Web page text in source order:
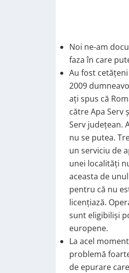
Noi ne-am
faza în care
Au fost
2009
ați spus că
către Apa Serv
Serv județean.
nu se putea.
un serviciu de
unei localități
aceasta de
pentru că nu
licențiază.
sunt eligibiliși
europene.
La acel
problemă
de epurare